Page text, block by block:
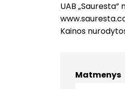
UAB
Kainos
Matmenys